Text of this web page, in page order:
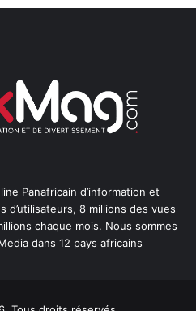
Panafricain d’information et
d’utilisateurs, 8 millions des vues
chaque mois. Nous sommes
dans 12 pays africains